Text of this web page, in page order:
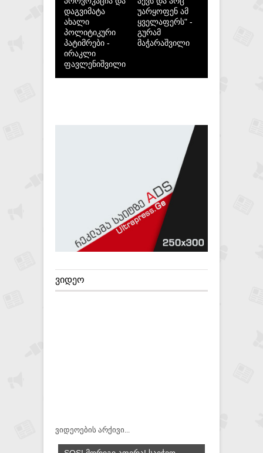
დაგვიმატა
ახალი
პოლიტიკური
პატიმრები -
ირაკლი
ფავლენიშვილი
უარყოფენ ამ
ყველაფერს" -
გურამ
მაჭარაშვილი
ᲕᲘᲓᲔᲝ
ვიდეოების არქივი...